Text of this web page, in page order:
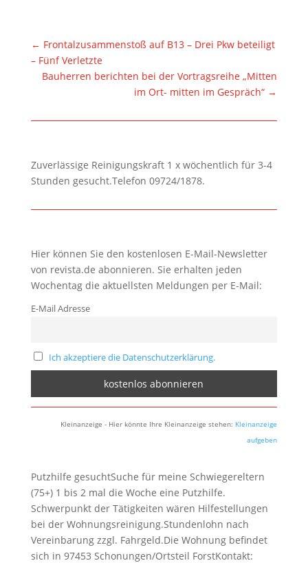
← Frontalzusammenstoß auf B13 – Drei Pkw beteiligt
– Fünf Verletzte
Bauherren berichten bei der Vortragsreihe „Mitten
im Ort- mitten im Gespräch“ →
Zuverlässige Reinigungskraft 1 x wöchentlich für 3-4
Stunden gesucht.Telefon 09724/1878.
Hier können Sie den kostenlosen E-Mail-Newsletter
von revista.de abonnieren. Sie erhalten jeden
Wochentag die aktuellsten Meldungen per E-Mail:
E-Mail Adresse
Ich akzeptiere die Datenschutzerklärung.
Kleinanzeige - Hier könnte Ihre Kleinanzeige stehen: Kleinanzeige
aufgeben
Putzhilfe gesuchtSuche für meine Schwiegereltern
(75+) 1 bis 2 mal die Woche eine Putzhilfe.
Schwerpunkt der Tätigkeiten wären Hilfestellungen
bei der Wohnungsreinigung.Stundenlohn nach
Vereinbarung zzgl. Fahrgeld.Die Wohnung befindet
sich in 97453 Schonungen/Ortsteil ForstKontakt: